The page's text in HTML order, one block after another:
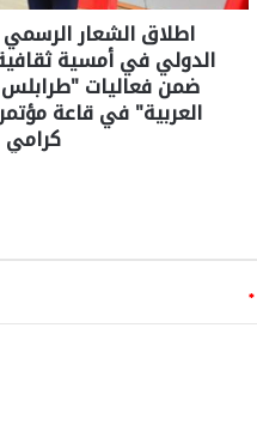
اطلاق الشعار
الدولي في أمسية
ضمن فعاليات
العربية" في قاعة
كرامي
*